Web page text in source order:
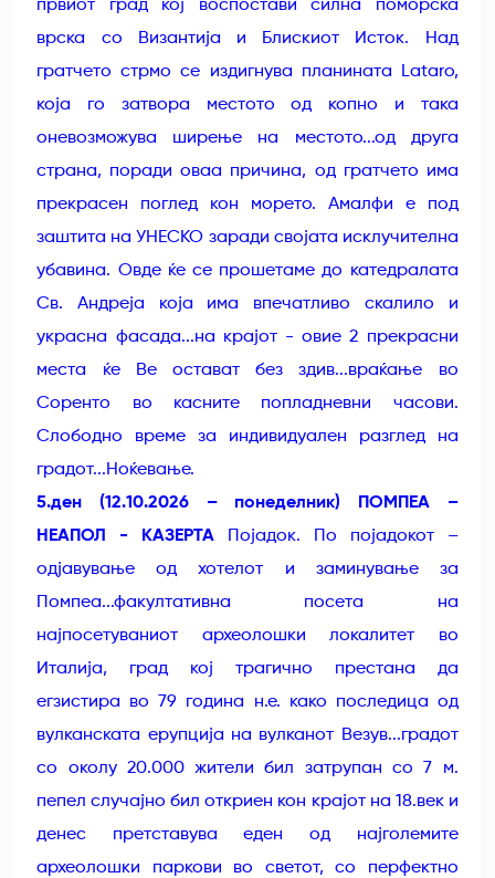
првиот град кој воспостави силна поморска
врска со Византија и Блискиот Исток. Над
гратчето стрмо се издигнува планината Lataro,
која го затвора местото од копно и така
оневозможува ширење на местото...од друга
страна, поради оваа причина, од гратчето има
прекрасен поглед кон морето. Амалфи е под
заштита на УНЕСКО заради својата исклучителна
убавина. Овде ќе се прошетаме до катедралата
Св. Андреја која има впечатливо скалило и
украсна фасада...на крајот - овие 2 прекрасни
места ќе Ве остават без здив...враќање во
Соренто во касните попладневни часови.
Слободно време за индивидуален разглед на
градот...Ноќевање.
5.ден (12.10.2026 – понеделник) ПОМПЕА –
НЕАПОЛ - КАЗЕРТА Појадок. По појадокот –
одјавување од хотелот и заминување за
Помпеа...факултативна посета на
најпосетуваниот археолошки локалитет во
Италија, град кој трагично престана да
егзистира во 79 година н.е. како последица од
вулканската ерупција на вулканот Везув...градот
со околу 20.000 жители бил затрупан со 7 м.
пепел случајно бил откриен кон крајот на 18.век и
денес претставува еден од најголемите
археолошки паркови во светот, со перфектно